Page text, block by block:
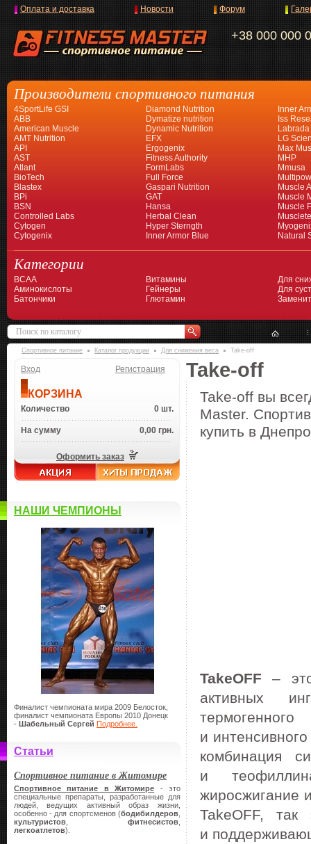
+38 000 000
Оплата и доставка Новости Форум
Производители спортивного питания
4SportLife GSI
ABB
American Muscle
AMT Nutrition
API
AST
Atlant
BioTech
Blastex
BPi
BSN
Controlled Labs
Cytogen
Cytogenix
Diamond Nutrition
Dymatize nutrition
Dynamic Nutrition
EFX
Ergogenix
Fitness Authority
FormLabs
Full Force
Gaspari Nutrition
GAT
Hansa
Herbal Clean
Hyper Sterngth
Inner Armor Blue
Inner
Iss
Labrada
LG
Max
MHP
Mmusa
Muscle
Muscle
Muscle
Natural
Категории
BCAA
Аминокислоты
Батончики
Витамины
Гейнеры
Глютамин
Для
Для
Спортивное питание Каталог продукции Для снижения веса Take-off
Вход Регистрация
КОРЗИНА
Количество 0 шт.
На сумму 0,00 грн.
Оформить заказ
НАШИ ЧЕМПИОНЫ
Финалист чемпионата мира 2009 Белосток,
финалист чемпионата Европы 2010 Донецк
- Шабельный Сергей Подробнее.
Статьи
Спортивное питание в Житомире
Спортивное питание в Житомире - это
специальные препараты, разработанные для
людей, ведущих активный образ жизни,
особенно - для спортсменов (бодибилдеров
культуристов
фитнесистов
легкоатлетов).
Take-off
Take-off вы
Master.
купить в
TakeOFF –
активных
и
комбинация
и
жиросжигание
TakeOFF,
и